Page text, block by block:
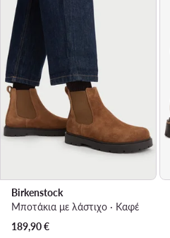
Birkenstock
Μποτάκια με λάστιχο · Καφέ
189,90€